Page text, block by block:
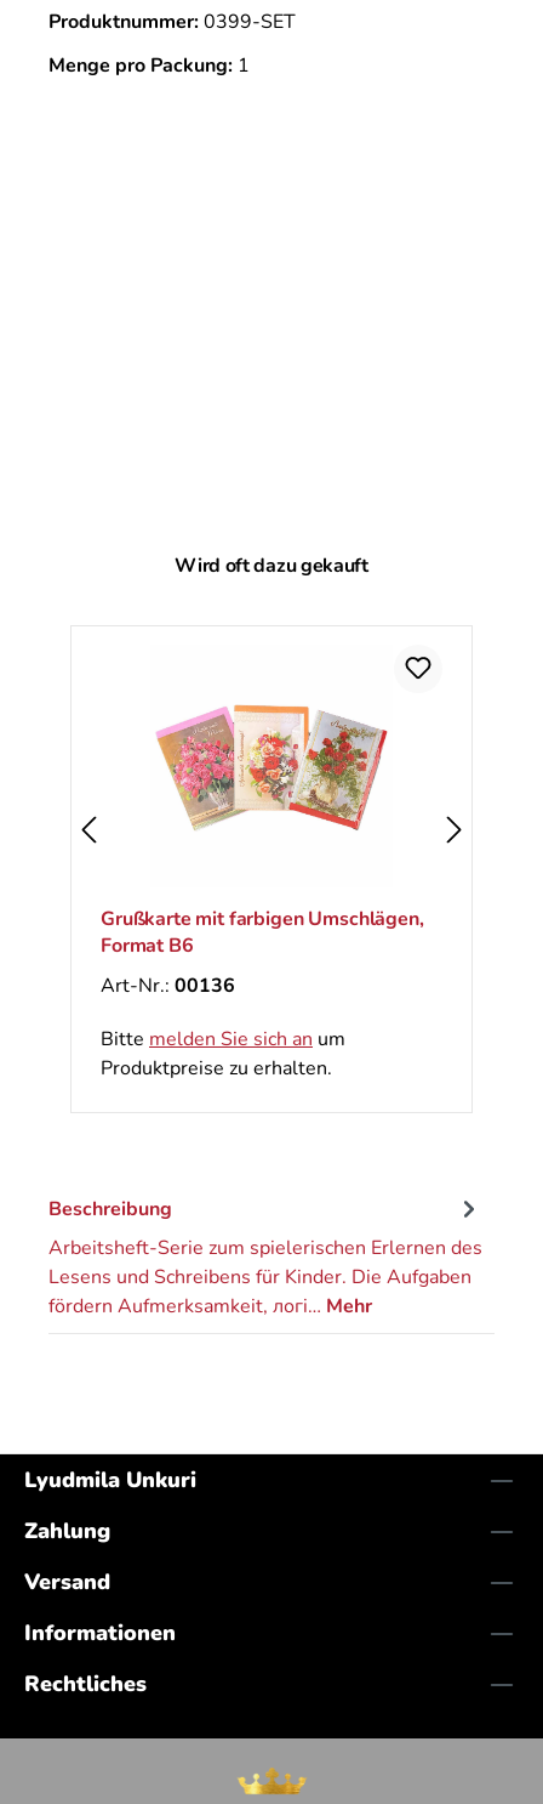
Produktnummer:0399-SET
Menge pro Packung: 1
Produktgalerie überspringen
Wird oft dazu gekauft
Grußkarte mit farbigen Umschlägen,
Format B6
Art-Nr.: 00136
Bitte melden Sie sich an um
Produktpreise zu erhalten.
Beschreibung
Arbeitsheft-Serie zum spielerischen Erlernen des
Lesens und Schreibens für Kinder. Die Aufgaben
fördern Aufmerksamkeit, логi… Mehr
Lyudmila Unkuri
Zahlung
Versand
Informationen
Rechtliches